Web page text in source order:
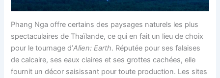
Phang Nga offre certains des paysages naturels les plus
spectaculaires de Thaïlande, ce qui en fait un lieu de choix
pour le tournage d’Alien: Earth. Réputée pour ses falaises
de calcaire, ses eaux claires et ses grottes cachées, elle
fournit un décor saisissant pour toute production. Les sites